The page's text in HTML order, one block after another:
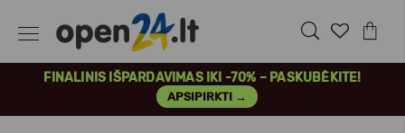
FINALINIS IŠPARDAVIMAS IKI -70% – PASKUBĖKITE!
APSIPIRKTI →